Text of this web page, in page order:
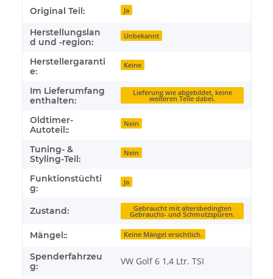
Original Teil: Ja
Herstellungslan
d und -region:
Unbekannt
Herstellergaranti
e:
Keine
Im Lieferumfang
enthalten:
Lieferung wie abgebildet, keine
weiteren Teile dabei.
Oldtimer-
Autoteil::
Nein
Tuning- &
Styling-Teil:
Nein
Funktionstüchti
g:
Ja
Zustand: Gebraucht mit altersbedingten
Gebrauchs- und Schmutzspuren.
Mängel:: Keine Mängel ersichtlich.
Spenderfahrzeu
g:
VW Golf 6 1,4 Ltr. TSI